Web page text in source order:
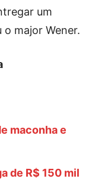
um
o major Wener.
maconha e
de R$ 150 mil